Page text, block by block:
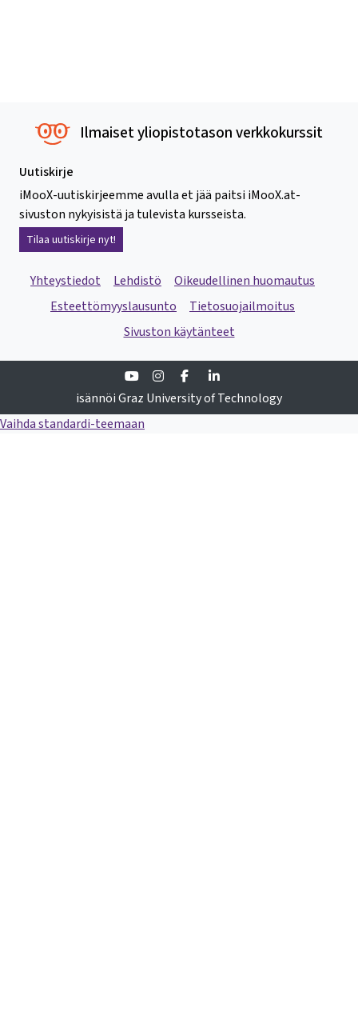
Ilmaiset yliopistotason verkkokurssit
Uutiskirje
iMooX-uutiskirjeemme avulla et jää paitsi iMooX.at-
sivuston nykyisistä ja tulevista kursseista.
Tilaa uutiskirje nyt!
Yhteystiedot Lehdistö
Oikeudellinen huomautus
Esteettömyyslausunto
Tietosuojailmoitus
Sivuston käytänteet
YoutubeInstagramFacebook
isännöi Graz University of Technology
Vaihda standardi-teemaan